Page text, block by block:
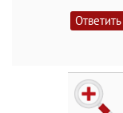
Ответить